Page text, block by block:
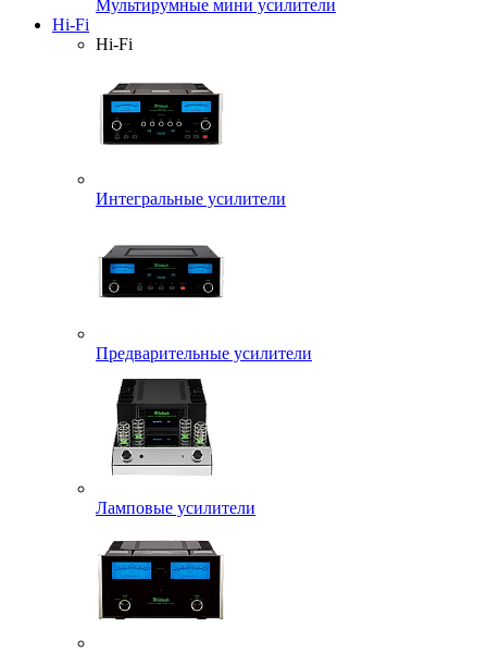
Мультирумные мини усилители
Hi-Fi
Hi-Fi
Интегральные усилители
Предварительные усилители
Ламповые усилители